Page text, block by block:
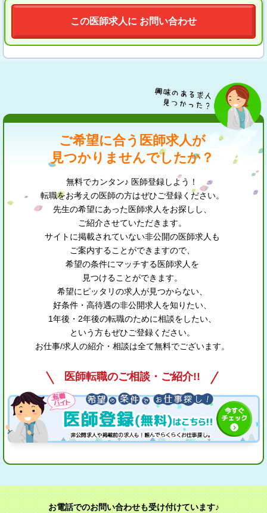
この医師求人に お問い合わせ
ご希望に合う医師求人が
見つかりませんでしたか？
無料でカンタン♪ 医師登録しよう！
転職をお考えの医師の方はぜひご登録ください。
先生の希望にあった医師求人をお探しし、
ご紹介させていただきます。
サイトに掲載されていない非公開の医師求人も
ご案内することができますので、
希望の条件にマッチする医師求人を
見つけることができます。
希望にピッタリの求人が見つからない、
好条件・高待遇の非公開求人を知りたい、
1年後・2年後の転職のために相談をしたい、
という方もぜひご登録ください。
お仕事/求人の紹介・相談は全て無料でございます。
医師転職のご相談・ご紹介!!
お電話でのお問い合わせも受け付けています♪